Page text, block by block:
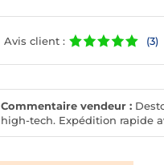
Avis client : (3)
Commentaire vendeur :
high-tech. Expédition rapide